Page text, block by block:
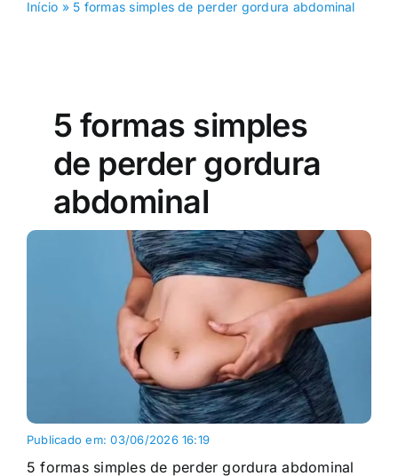
Início » 5 formas simples de perder gordura abdominal
5 formas simples
de perder gordura
abdominal
Publicado em: 03/06/2026 16:19
5 formas simples de perder gordura abdominal